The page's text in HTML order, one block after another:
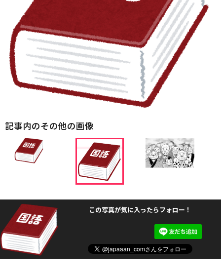
記事内のその他の画像
この写真が気に入ったらフォロー！